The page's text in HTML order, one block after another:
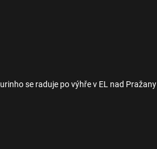
se raduje po výhře v EL nad Pražany